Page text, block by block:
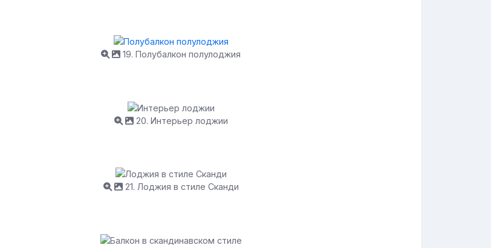
19. Полубалкон полулоджия
20. Интерьер лоджии
21. Лоджия в стиле Сканди